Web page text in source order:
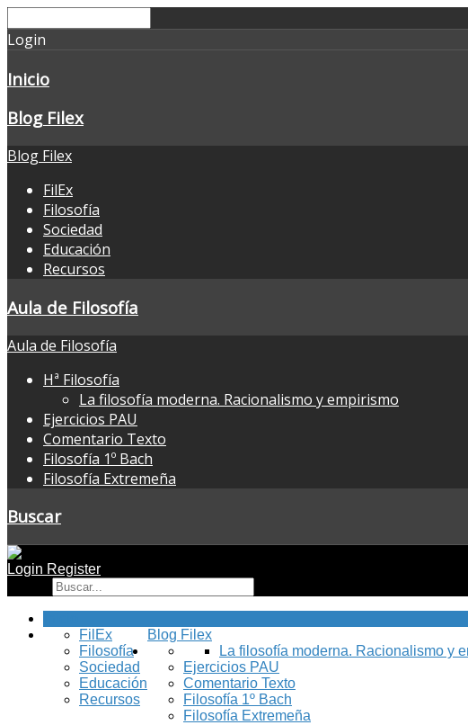
Login
Inicio
Blog Filex
Blog Filex
FilEx
Filosofía
Sociedad
Educación
Recursos
Aula de Filosofía
Aula de Filosofía
Hª Filosofía
La filosofía moderna. Racionalismo y empirismo
Ejercicios PAU
Comentario Texto
Filosofía 1º Bach
Filosofía Extremeña
Buscar
Login Register
Blog Filex
FilEx
Filosofía
Sociedad
Educación
Recursos
La filosofía moderna. Racionalismo y
Ejercicios PAU
Comentario Texto
Filosofía 1º Bach
Filosofía Extremeña